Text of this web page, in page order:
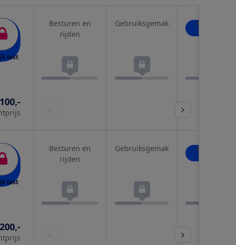
test
Besturen en
rijden
Gebruiksgemak
Kind in de
test
Besturen en
rijden
Gebruiksgemak
Kind in de